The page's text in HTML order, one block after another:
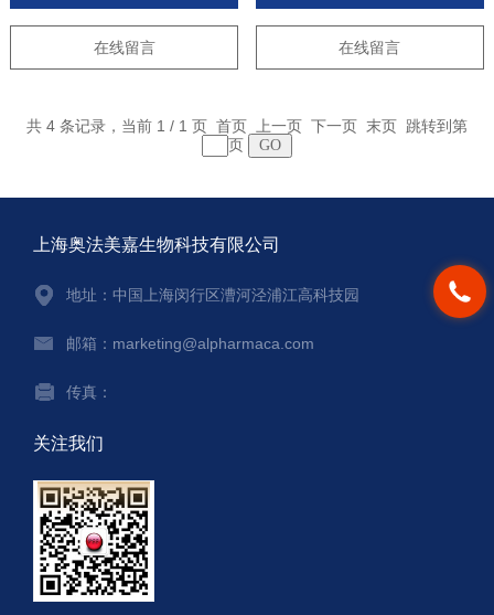
在线留言 在线留言
共 4 条记录，当前 1 / 1 页 首页 上一页 下一页 末页 跳转到第
页
上海奥法美嘉生物科技有限公司
地址：中国上海闵行区漕河泾浦江高科技园
邮箱：marketing@alpharmaca.com
传真：
关注我们